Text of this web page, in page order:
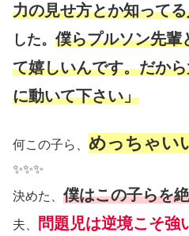
力の見せ方とか知って
した。 僕らプルソン先輩
て嬉しいんです。だか
に動いて下さい」
何この子ら、 めっちゃい
✨✨✨
決めた、 僕はこの子らを
夫、 問題児は逆境こそ強